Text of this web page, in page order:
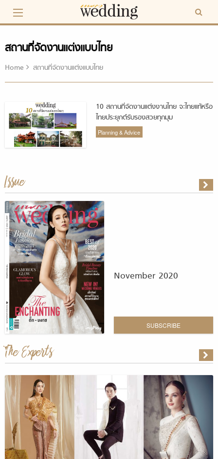
content
สถานที่จัดงานแต่งแบบไทย
Home สถานที่จัดงานแต่งแบบไทย
10 สถานที่จัดงานแต่งงานไทย จะไทยแท้หรือ
ไทยประยุกต์รับรองสวยทุกมุม
Planning & Advice
Issue
November 2020
SUBSCRIBE
The Experts